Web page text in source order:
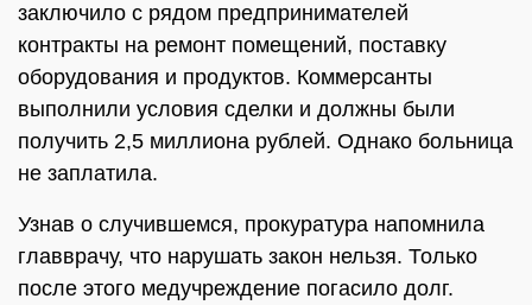
заключило с рядом предпринимателей
контракты на ремонт помещений, поставку
оборудования и продуктов. Коммерсанты
выполнили условия сделки и должны были
получить 2,5 миллиона рублей. Однако больница
не заплатила.
Узнав о случившемся, прокуратура напомнила
главврачу, что нарушать закон нельзя. Только
после этого медучреждение погасило долг.